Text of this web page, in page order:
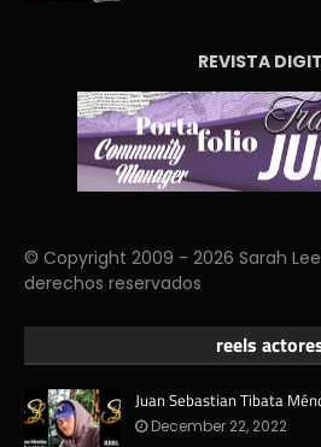
REVISTA
© Copyright 2009 - 2026 Sarah
derechos reservados
reels
Juan Sebastian Tibata
December 22, 2022